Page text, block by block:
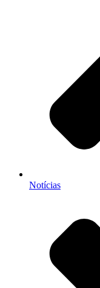
Notícias